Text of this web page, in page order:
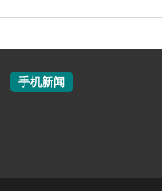
手机新闻